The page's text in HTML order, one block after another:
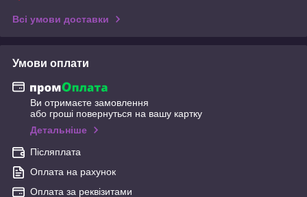
Всі умови доставки
Умови оплати
Ви отримаєте замовлення
або гроші повернуться на вашу картку
Детальніше
Післяплата
Оплата на рахунок
Оплата за реквізитами